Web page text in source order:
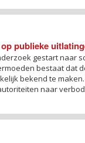
publieke
gestart naar
bestaat dat
bekend te
naar